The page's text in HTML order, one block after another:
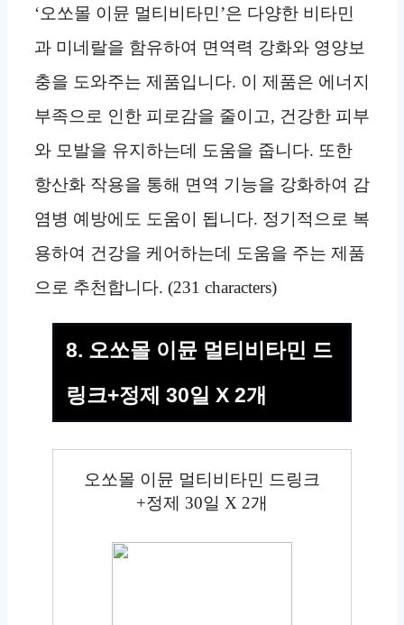
‘오쏘몰 이뮨 멀티비타민’은 다양한 비타민
과 미네랄을 함유하여 면역력 강화와 영양보
충을 도와주는 제품입니다. 이 제품은 에너지
부족으로 인한 피로감을 줄이고, 건강한 피부
와 모발을 유지하는데 도움을 줍니다. 또한
항산화 작용을 통해 면역 기능을 강화하여 감
염병 예방에도 도움이 됩니다. 정기적으로 복
용하여 건강을 케어하는데 도움을 주는 제품
으로 추천합니다. (231 characters)
8. 오쏘몰 이뮨 멀티비타민 드
링크+정제 30일 X 2개
오쏘몰 이뮨 멀티비타민 드링크
+정제 30일 X 2개